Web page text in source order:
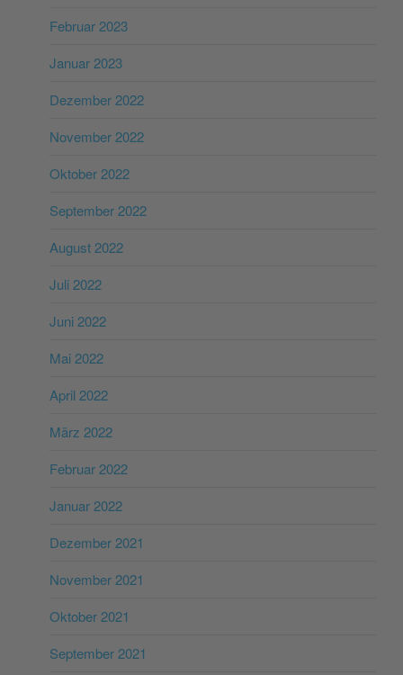
Februar 2023
Januar 2023
Dezember 2022
November 2022
Oktober 2022
September 2022
August 2022
Juli 2022
Juni 2022
Mai 2022
April 2022
März 2022
Februar 2022
Januar 2022
Dezember 2021
November 2021
Oktober 2021
September 2021